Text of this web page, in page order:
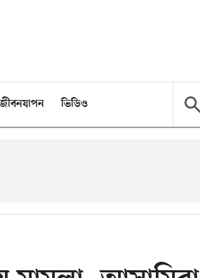
জীবনযাপন ভিডিও